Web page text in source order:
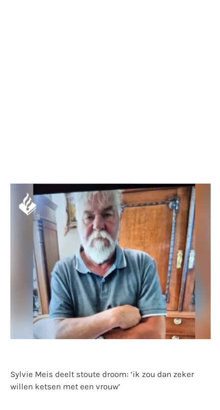
Sylvie Meis deelt stoute droom: ‘ik zou dan zeker
willen ketsen met een vrouw’